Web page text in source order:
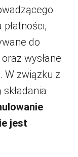
do
wysłane
W związku z
jest